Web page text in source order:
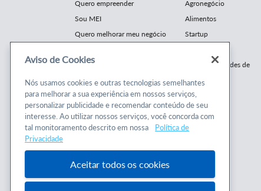
Quero empreender
Sou MEI
Quero melhorar meu negócio
Cursos e
Conteúdos
Cursos
Consultorias
Programas
Agronegócio
Alimentos
Startup
Franquias / Redes de
Moda
Moveleiro
Saúde
Turismo
Mercopar
Aviso de Cookies
Nós usamos cookies e outras tecnologias semelhantes
para melhorar a sua experiência em nossos serviços,
personalizar publicidade e recomendar conteúdo de seu
interesse. Ao utilizar nossos serviços, você concorda com
tal monitoramento descrito em nossa
Política de
Privacidade
Aceitar todos os cookies